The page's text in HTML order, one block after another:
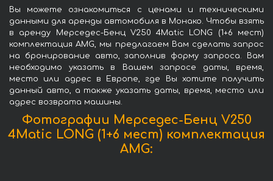
Вы можете ознакомиться с ценами и техническими
данными для аренды автомобиля в Монако. Чтобы взять
в аренду Мерседес-Бенц V250 4Matic LONG (1+6 мест)
комплектация AMG, мы предлагаем Вам сделать запрос
на бронирование авто, заполнив форму запроса. Вам
необходимо указать в Вашем запросе даты, время,
место или адрес в Европе, где Вы хотите получить
данный авто, а также указать даты, время, место или
адрес возврата машины.
Фотографии Мерседес-Бенц V250
4Matic LONG (1+6 мест) комплектация
AMG: